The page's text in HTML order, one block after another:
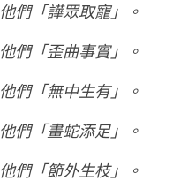
他們「譁眾取寵」。
他們「歪曲事實」。
他們「無中生有」。
他們「畫蛇添足」。
他們「節外生枝」。